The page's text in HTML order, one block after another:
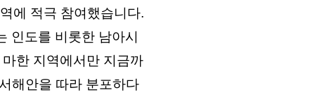
에 적극 참여했습니다.
인도를 비롯한 남아시
한 지역에서만 지금까
해안을 따라 분포하다